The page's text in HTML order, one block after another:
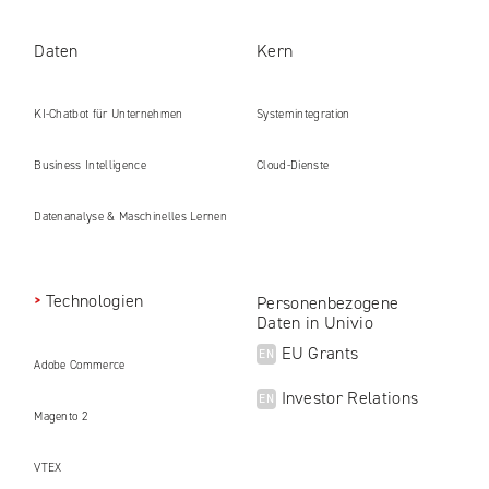
Daten
KI-Chatbot für Unternehmen
Business Intelligence
Datenanalyse & Maschinelles Lernen
Kern
Systemintegration
Cloud-Dienste
Technologien
Adobe Commerce
Magento 2
VTEX
Personenbezogene
Daten in Univio
EN EU Grants
EN Investor Relations